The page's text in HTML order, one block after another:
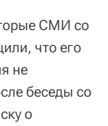
СМИ со
что его
не
беседы со
о